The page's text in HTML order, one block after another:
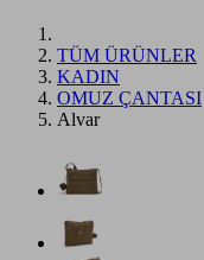
TÜM ÜRÜNLER
KADIN
OMUZ ÇANTASI
Alvar